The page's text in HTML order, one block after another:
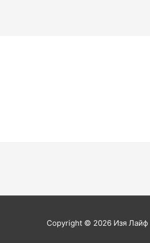
Copyright © 2026 Изя Лайф